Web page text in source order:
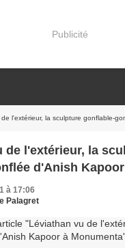
Publicité
l'extérieur, la sculpture gonflable-gonflée
de l'extérieur, la
d'Anish
à 17:06
Palagret